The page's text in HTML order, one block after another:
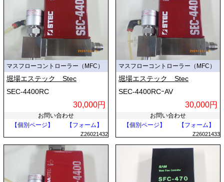
マスフローコントローラー（MFC）
堀場エステック Stec
SEC-4400RC
30,000円
お問い合わせ
【個別ページ】
【フォーム】
Z26021432
マスフローコントローラー（MFC）
堀場エステック Stec
SEC-4400RCｰAV
30,000円
お問い合わせ
【個別ページ】
【フォーム】
Z26021433